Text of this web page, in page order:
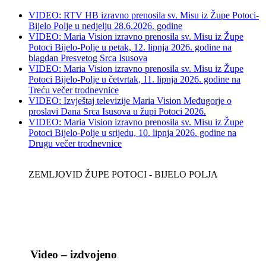
VIDEO: RTV HB izravno prenosila sv. Misu iz Župe Potoci-
Bijelo Polje u nedjelju 28.6.2026. godine
VIDEO: Maria Vision izravno prenosila sv. Misu iz Župe
Potoci Bijelo-Polje u petak, 12. lipnja 2026. godine na
blagdan Presvetog Srca Isusova
VIDEO: Maria Vision izravno prenosila sv. Misu iz Župe
Potoci Bijelo-Polje u četvrtak, 11. lipnja 2026. godine na
Treću večer trodnevnice
VIDEO: Izvještaj televizije Maria Vision Međugorje o
proslavi Dana Srca Isusova u župi Potoci 2026.
VIDEO: Maria Vision izravno prenosila sv. Misu iz Župe
Potoci Bijelo-Polje u srijedu, 10. lipnja 2026. godine na
Drugu večer trodnevnice
ZEMLJOVID ŽUPE POTOCI - BIJELO POLJA
Video – izdvojeno